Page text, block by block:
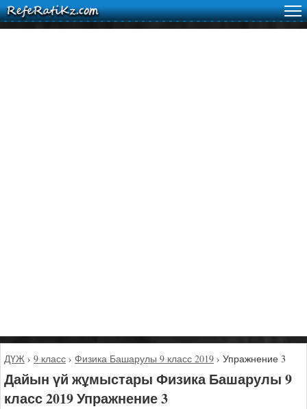
ДҮЖ › 9 класс › Физика Башарулы 9 класс 2019 › Упражнение 3
Дайын үй жұмыстары Физика Башарулы 9
класс 2019 Упражнение 3